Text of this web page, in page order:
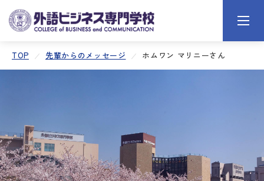
TOP 先輩からのメッセージ ホムワン マリニーさん